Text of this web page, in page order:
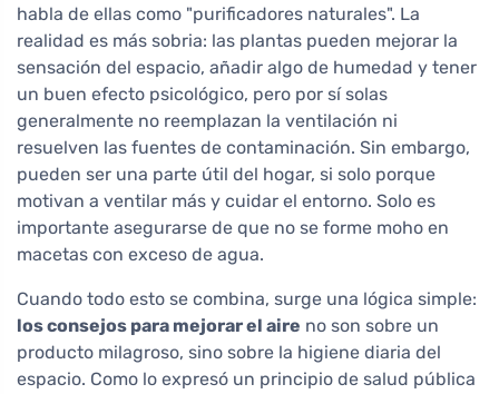
habla de ellas como "purificadores naturales". La
realidad es más sobria: las plantas pueden mejorar la
sensación del espacio, añadir algo de humedad y tener
un buen efecto psicológico, pero por sí solas
generalmente no reemplazan la ventilación ni
resuelven las fuentes de contaminación. Sin embargo,
pueden ser una parte útil del hogar, si solo porque
motivan a ventilar más y cuidar el entorno. Solo es
importante asegurarse de que no se forme moho en
macetas con exceso de agua.
Cuando todo esto se combina, surge una lógica simple:
los consejos para mejorar el aire no son sobre un
producto milagroso, sino sobre la higiene diaria del
espacio. Como lo expresó un principio de salud pública